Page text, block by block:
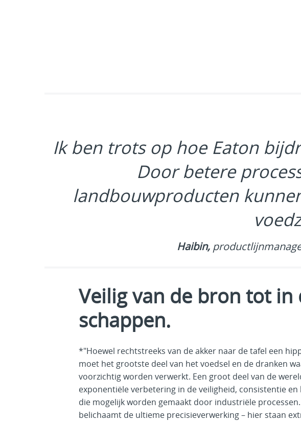
Ik ben trots op hoe Eaton
Door betere
landbouwproducten
Haibin,
Veilig van de bron tot in
schappen.
*"Hoewel rechtstreeks van de akker naar de tafel een
moet het grootste deel van het voedsel en de dranken
voorzichtig worden verwerkt. Een groot deel van de
exponentiële verbetering in de veiligheid, consistentie en
die mogelijk worden gemaakt door industriële
belichaamt de ultieme precisieverwerking – hier staan